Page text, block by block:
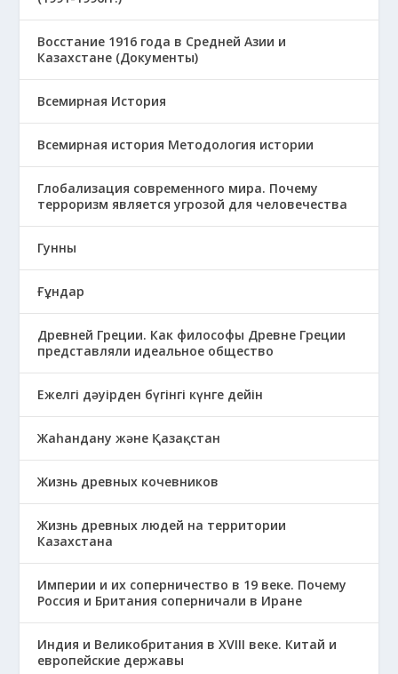
Восстание 1916 года в Средней Азии и
Казахстане (Документы)
Всемирная История
Всемирная история Методология истории
Глобализация современного мира. Почему
терроризм является угрозой для человечества
Гунны
Ғұндар
Древней Греции. Как философы Древне Греции
представляли идеальное общество
Ежелгі дәуірден бүгінгі күнге дейін
Жаһандану және Қазақстан
Жизнь древных кочевников
Жизнь древных людей на территории
Казахстана
Империи и их соперничество в 19 веке. Почему
Россия и Британия соперничали в Иране
Индия и Великобритания в XVIII веке. Китай и
европейские державы